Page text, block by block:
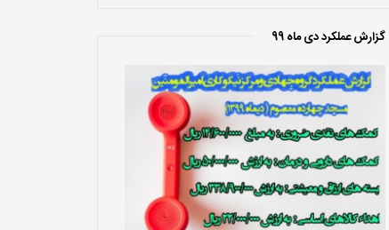
گزارش عملکرد دی ماه 99